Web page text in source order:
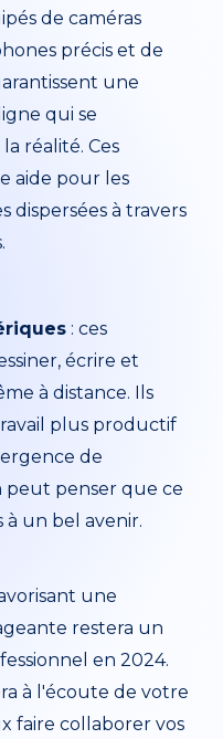
de caméras
précis et de
une
qui se
réalité. Ces
aide pour les
dispersées à travers
: ces
écrire et
à distance. Ils
plus productif
de
peut penser que ce
un bel avenir.
une
restera un
en 2024.
à l'écoute de votre
faire collaborer vos